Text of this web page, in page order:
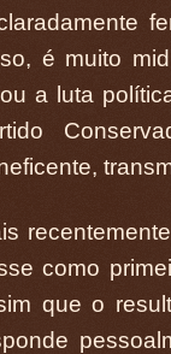
é muito
a luta
como
que o